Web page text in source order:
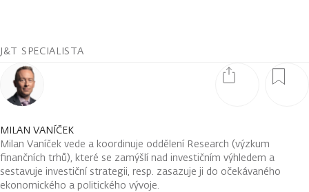
J&T SPECIALISTA
MILAN VANÍČEK
Milan Vaníček vede a koordinuje oddělení Research (výzkum
finančních trhů), které se zamýšlí nad investičním výhledem a
sestavuje investiční strategii, resp. zasazuje ji do očekávaného
ekonomického a politického vývoje.